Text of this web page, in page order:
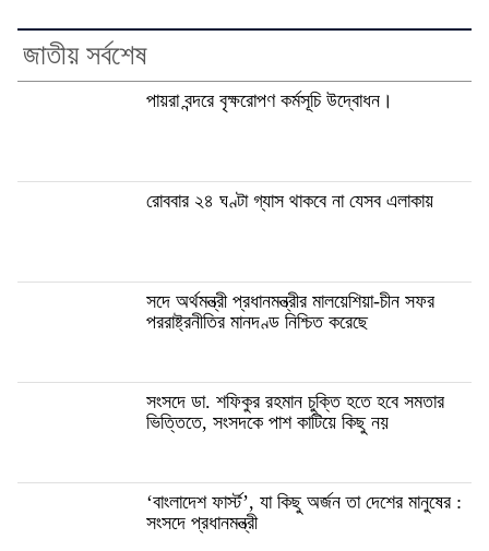
জাতীয় সর্বশেষ
পায়রা বন্দরে বৃক্ষরোপণ কর্মসূচি উদ্বোধন।
রোববার ২৪ ঘণ্টা গ্যাস থাকবে না যেসব এলাকায়
সদে অর্থমন্ত্রী প্রধানমন্ত্রীর মালয়েশিয়া-চীন সফর
পররাষ্ট্রনীতির মানদণ্ড নিশ্চিত করেছে
সংসদে ডা. শফিকুর রহমান চুক্তি হতে হবে সমতার
ভিত্তিতে, সংসদকে পাশ কাটিয়ে কিছু নয়
‘বাংলাদেশ ফার্স্ট’, যা কিছু অর্জন তা দেশের মানুষের :
সংসদে প্রধানমন্ত্রী